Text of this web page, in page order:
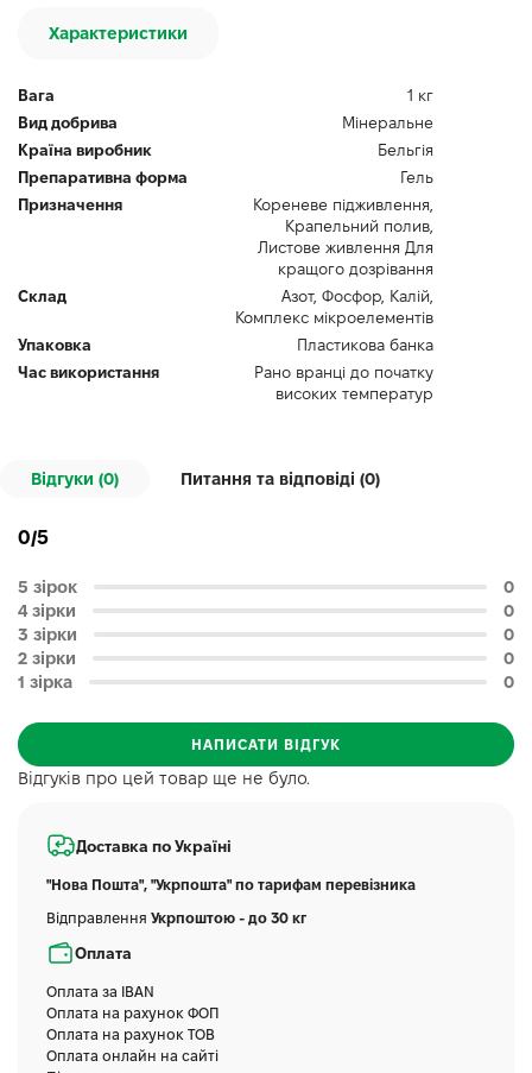
Характеристики
Вага
1 кг
Вид добрива
Мінеральне
Країна виробник
Бельгія
Препаративна форма
Гель
Призначення
Кореневе підживлення,
Крапельний полив,
Листове живлення Для
кращого дозрівання
Склад
Азот, Фосфор, Калій,
Комплекс мікроелементів
Упаковка
Пластикова банка
Час використання
Рано вранці до початку
високих температур
Відгуки (0) Питання та відповіді (0)
Відгуків про цей товар ще не було.
0/5
5 зірок
0
4 зірки
0
3 зірки
0
2 зірки
0
1 зірка
0
НАПИСАТИ ВІДГУК
Доставка по Україні
"Нова Пошта", "Укрпошта" по тарифам перевізника
Відправлення Укрпоштою - до 30 кг
Оплата
Оплата за IBAN
Оплата на рахунок ФОП
Оплата на рахунок ТОВ
Оплата онлайн на сайті